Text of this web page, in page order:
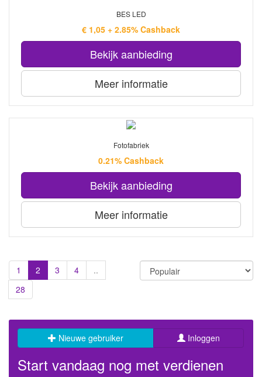
BES LED
€ 1,05 + 2.85% Cashback
Bekijk aanbieding
Meer informatie
Fotofabriek
0.21% Cashback
Bekijk aanbieding
Meer informatie
1 2 3 4
..
28
Nieuwe gebruiker Inloggen
Start vandaag nog met verdienen